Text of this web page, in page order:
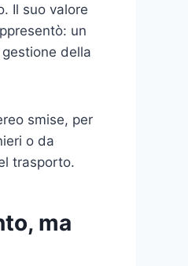
Il suo valore
un
della
smise, per
o da
trasporto.
ma